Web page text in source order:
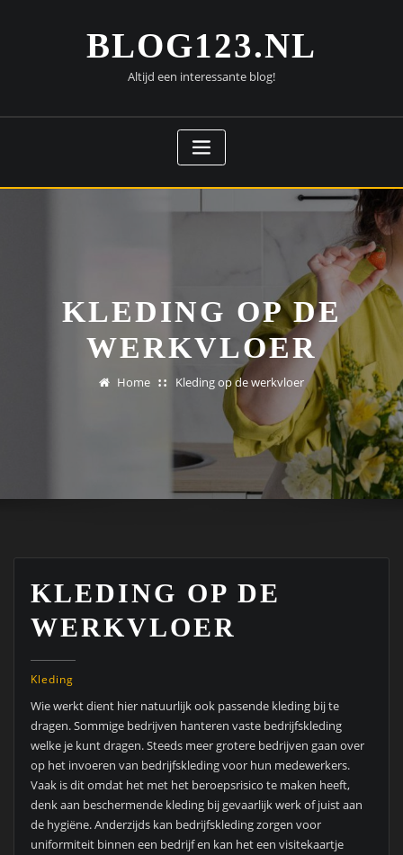
BLOG123.NL
Altijd een interessante blog!
KLEDING OP DE
WERKVLOER
Home Kleding op de werkvloer
KLEDING OP DE
WERKVLOER
Kleding
Wie werkt dient hier natuurlijk ook passende kleding bij te
dragen. Sommige bedrijven hanteren vaste bedrijfskleding
welke je kunt dragen. Steeds meer grotere bedrijven gaan over
op het invoeren van bedrijfskleding voor hun medewerkers.
Vaak is dit omdat het met het beroepsrisico te maken heeft,
denk aan beschermende kleding bij gevaarlijk werk of juist aan
de hygiëne. Anderzijds kan bedrijfskleding zorgen voor
uniformiteit binnen een bedrijf en kan het een visitekaartje